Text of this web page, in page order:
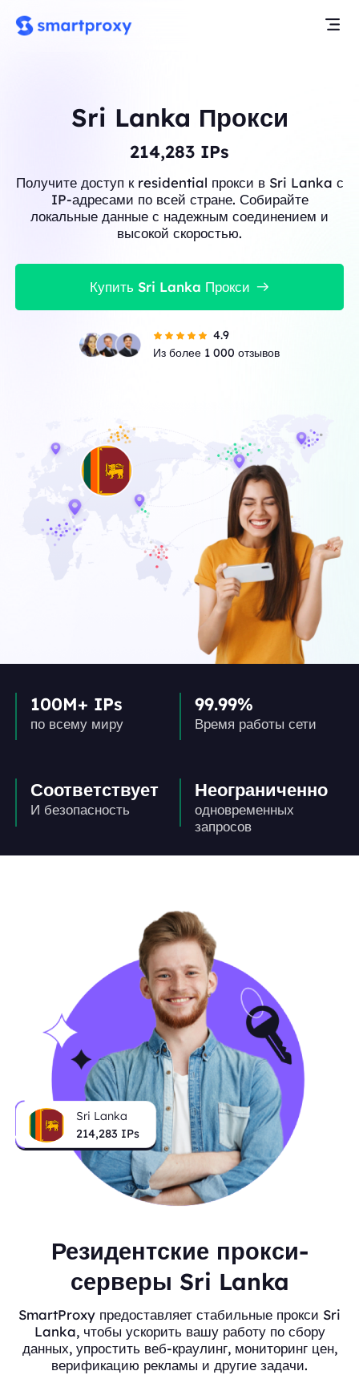
Sri Lanka Прокси
214,283 IPs
Получите доступ к residential прокси в Sri Lanka с
IP-адресами по всей стране. Собирайте
локальные данные с надежным соединением и
высокой скоростью.
Купить Sri Lanka Прокси
4.9
Из более 1 000 отзывов
100M+ IPs
по всему миру
99.99%
Время работы сети
Соответствует
И безопасность
Неограниченно
одновременных
запросов
Sri Lanka
214,283 IPs
Резидентские прокси-
серверы Sri Lanka
SmartProxy предоставляет стабильные прокси Sri
Lanka, чтобы ускорить вашу работу по сбору
данных, упростить веб-краулинг, мониторинг цен,
верификацию рекламы и другие задачи.